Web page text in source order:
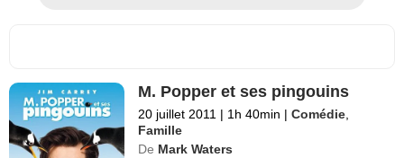
M. Popper et ses pingouins
20 juillet 2011 | 1h 40min | Comédie
Famille
De Mark Waters